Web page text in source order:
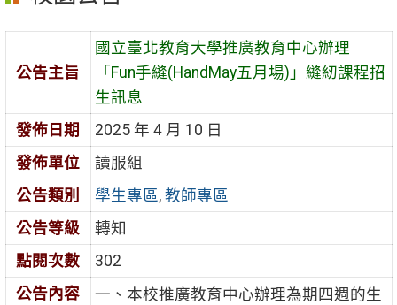
公告主旨
國立臺北教育大學推廣教育中心辦理
「Fun手縫(HandMay五月場)」縫紉課程招
生訊息
發佈日期
2025 年 4 月 10 日
發佈單位
讀服組
公告類別
學生專區, 教師專區
公告等級
轉知
點閱次數
302
公告內容
一、本校推廣教育中心辦理為期四週的生